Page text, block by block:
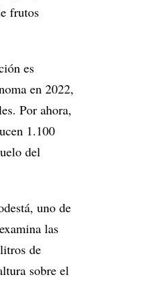
frutos
es
en 2022,
Por ahora,
1.100
del
uno de
las
de
sobre el